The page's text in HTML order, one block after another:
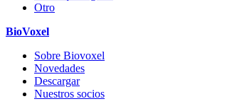
Otro
BioVoxel
Sobre Biovoxel
Novedades
Descargar
Nuestros socios